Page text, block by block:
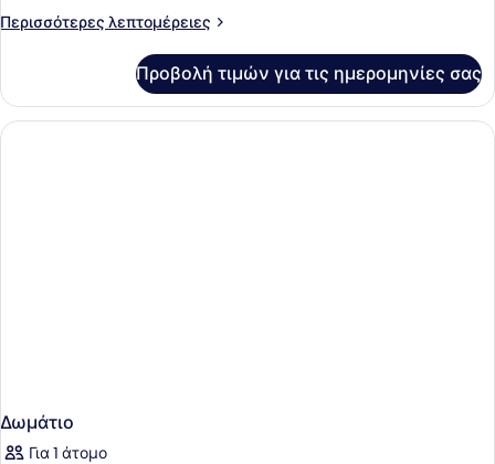
Περισσότερες λεπτομέρειες
Περισσότερες
Προβολή τιμών για τις ημερομηνίες σας
Δωμάτιο
Για 1 άτομο